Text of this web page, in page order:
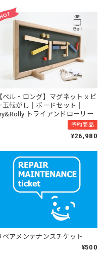
【ベル・ロング】マグネットｘビ
玉転がし｜ボードセット｜
トライアンドローリー
予約商品
¥26,980
ペアメンテナンスチケット
¥500